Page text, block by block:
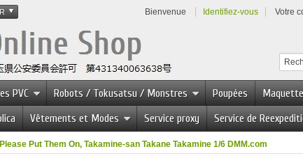
Bienvenue Identifiez-vous Votre
PVC Robots / Tokusatsu / Monstres Poupées
Vêtements et Modes Service proxy Service de
Please Put Them On, Takamine-san Takane Takamine 1/6 DMM.com